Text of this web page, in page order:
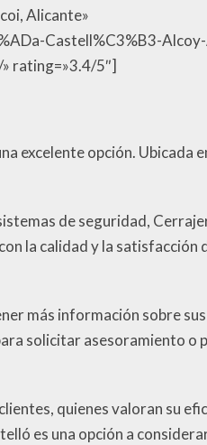
Alicante»
Castell%C3%B3-
rating=»3.4/5″]
excelente opción. Ubicada
de seguridad,
la calidad y la satisfacción
más información sobre
solicitar asesoramiento o
quienes valoran su
es una opción a